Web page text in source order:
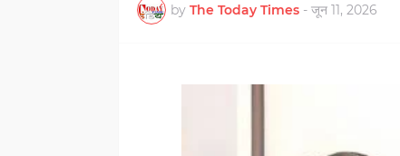
by The Today Times - जून 11, 2026